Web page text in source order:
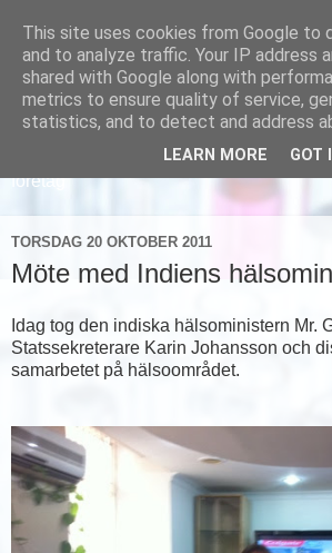
Läs om hur vi marknadsför svensk
företag
TORSDAG 20 OKTOBER 2011
Möte med Indiens
Idag tog den indiska hälsoministern Mr.
Statssekreterare Karin Johansson och
samarbetet på hälsoområdet.
This site uses cookies from Google to
and to analyze traffic. Your IP address
shared with Google along with
metrics to ensure quality of service,
statistics, and to detect and address
LEARN MORE GOT